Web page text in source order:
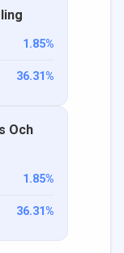
1.85%
36.31%
Och
1.85%
36.31%